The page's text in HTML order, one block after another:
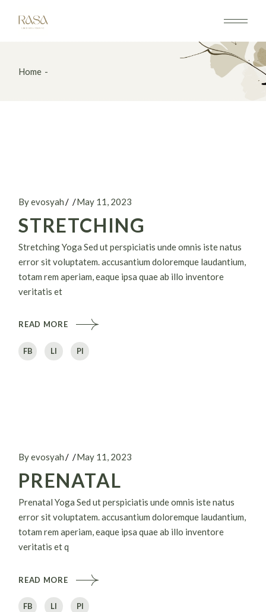
Home
By evosyah May 11, 2023
STRETCHING
Stretching Yoga Sed ut perspiciatis unde omnis iste natus
error sit voluptatem. accusantium doloremque laudantium,
totam rem aperiam, eaque ipsa quae ab illo inventore
veritatis et
READ MORE
FB LI PI
By evosyah May 11, 2023
PRENATAL
Prenatal Yoga Sed ut perspiciatis unde omnis iste natus
error sit voluptatem. accusantium doloremque laudantium,
totam rem aperiam, eaque ipsa quae ab illo inventore
veritatis et q
READ MORE
FB LI PI